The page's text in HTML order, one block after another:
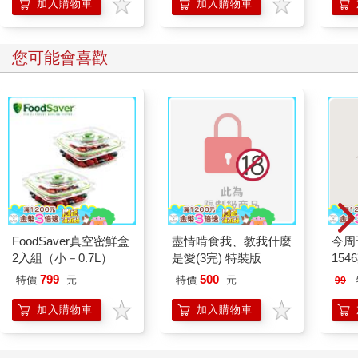
加入購物車 加入購物車
您可能會喜歡
FoodSaver真空密鮮盒
2入組（小－0.7L）
特價 799 元
加入購物車
盡情啃食我、教我什麼
是愛(3完) 特裝版
特價 500 元
加入購物車
今周
99